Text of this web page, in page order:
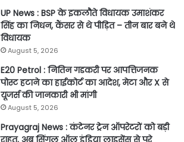
UP News : BSP के इकलौते विधायक उमाशंकर
सिंह का निधन, कैंसर से थे पीड़ित – तीन बार बने थे
विधायक
August 5, 2026
E20 Petrol : नितिन गडकरी पर आपत्तिजनक
पोस्ट हटाने का हाईकोर्ट का आदेश, मेटा और X से
यूजर्स की जानकारी भी मांगी
August 5, 2026
Prayagraj News : कंटेनर ट्रेन ऑपरेटरों को बड़ी